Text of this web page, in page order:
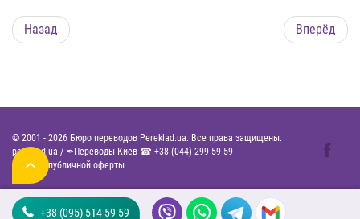
Назад Вперёд
© 2001 - 2026 Бюро переводов Pereklad.ua. Все права защищены.
pereklad.ua / ✒Переводы Киев ☎ +38 (044) 299-59-59
Договор публичной оферты
+38 (095) 514-59-59